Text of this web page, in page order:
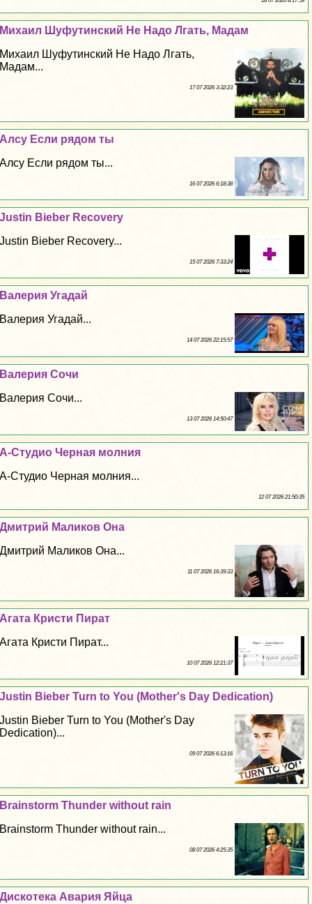
Михаил Шуфутинский Не Надо Лгать, Мадам
Михаил Шуфутинский Не Надо Лгать,
Мадам...
17 07 2026 3:32:23
Алсу Если рядом ты
Алсу Если рядом ты...
16 07 2026 6:18:38
Justin Bieber Recovery
Justin Bieber Recovery...
15 07 2026 7:33:24
Валерия Угадай
Валерия Угадай...
14 07 2026 22:15:57
Валерия Сочи
Валерия Сочи...
13 07 2026 14:50:47
А-Студио Черная молния
А-Студио Черная молния...
12 07 2026 21:50:35
Дмитрий Маликов Она
Дмитрий Маликов Она...
11 07 2026 16:39:33
Агата Кристи Пират
Агата Кристи Пират...
10 07 2026 12:21:37
Justin Bieber Turn to You (Mother's Day Dedication)
Justin Bieber Turn to You (Mother's Day
Dedication)...
09 07 2026 6:13:16
Brainstorm Thunder without rain
Brainstorm Thunder without rain...
08 07 2026 4:25:35
Дискотека Авария Яйца